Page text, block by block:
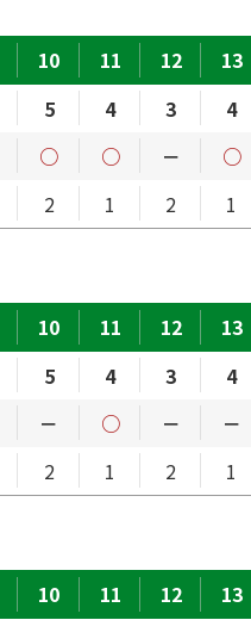
10 11 12 13
5
4 3 4
○
○ － ○
2
1 2 1
10 11 12 13
5
4 3 4
－
○ － －
2
1 2 1
10 11 12 13